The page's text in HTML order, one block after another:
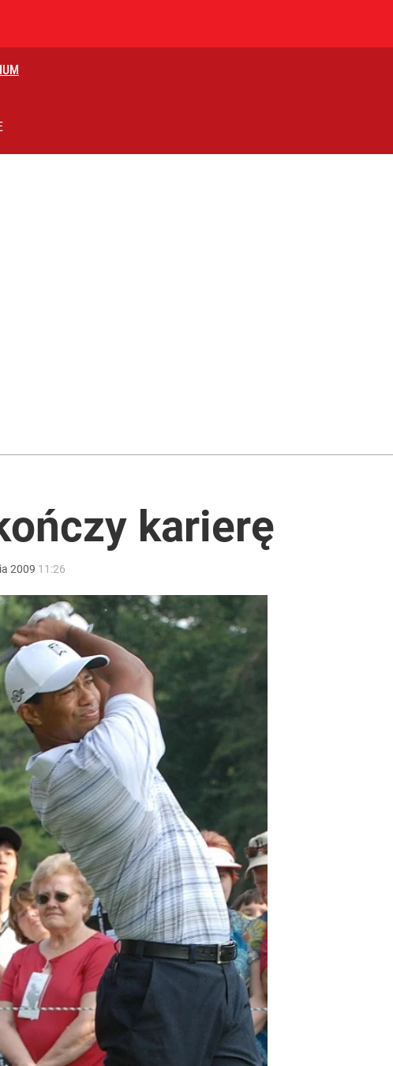
karierę
2009 11:26